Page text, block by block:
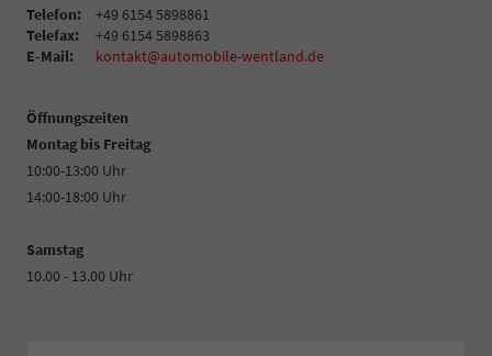
Telefon:
+49 6154 5898861
Telefax:
+49 6154 5898863
E-Mail:
kontakt@automobile-wentland.de
Öffnungszeiten
Montag bis Freitag
10:00-13:00 Uhr
14:00-18:00 Uhr
Samstag
10.00 - 13.00 Uhr